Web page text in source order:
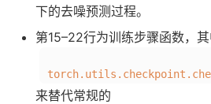
下的去噪预测过程。
第15–22行为训练步骤函数，其
来替代常规的